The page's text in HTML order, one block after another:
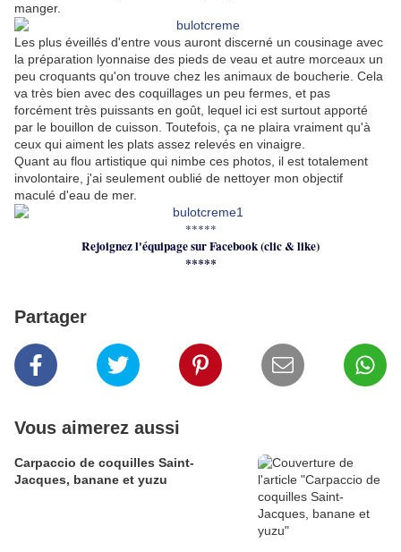
manger.
Les plus éveillés d'entre vous auront discerné un cousinage avec
la préparation lyonnaise des pieds de veau et autre morceaux un
peu croquants qu'on trouve chez les animaux de boucherie. Cela
va très bien avec des coquillages un peu fermes, et pas
forcément très puissants en goût, lequel ici est surtout apporté
par le bouillon de cuisson. Toutefois, ça ne plaira vraiment qu'à
ceux qui aiment les plats assez relevés en vinaigre.
Quant au flou artistique qui nimbe ces photos, il est totalement
involontaire, j'ai seulement oublié de nettoyer mon objectif
maculé d'eau de mer.
*****
Rejoignez l'équipage sur Facebook (clic & like)
*****
Partager
Vous aimerez aussi
Carpaccio de coquilles Saint-
Jacques, banane et yuzu